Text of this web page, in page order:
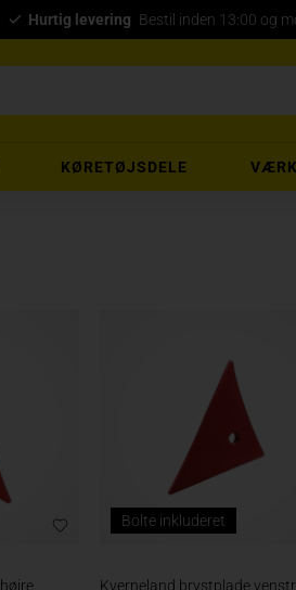
Hurtig levering Bestil inden 13:00 og
KØRETØJSDELE
Bolte inkluderet
Kverneland brystplade